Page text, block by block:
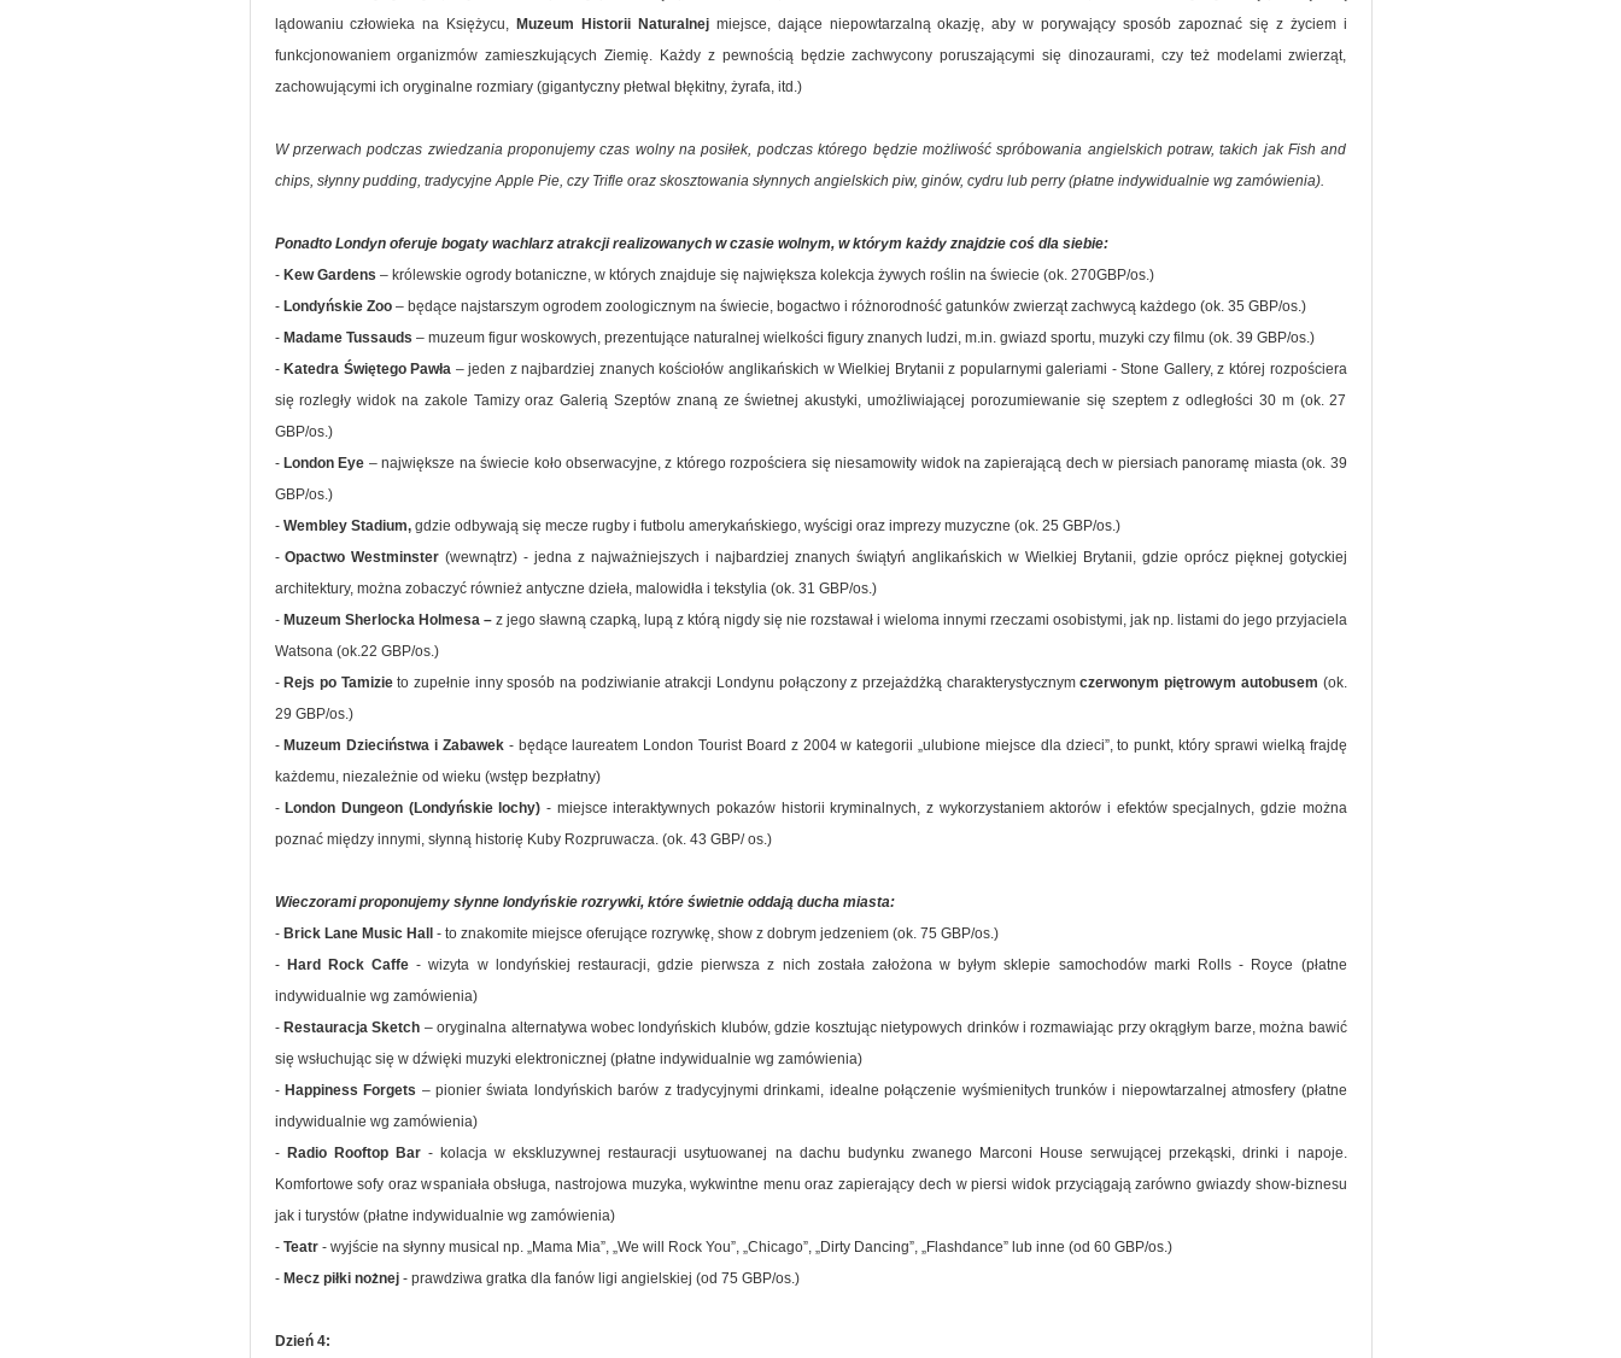
lądowaniu człowieka na Księżycu, Muzeum Historii Naturalnej miejsce, dające niepowtarzalną okazję, aby w porywający sposób zapoznać się z życiem i
funkcjonowaniem organizmów zamieszkujących Ziemię. Każdy z pewnością będzie zachwycony poruszającymi się dinozaurami, czy też modelami zwierząt,
zachowującymi ich oryginalne rozmiary (gigantyczny płetwal błękitny, żyrafa, itd.)
W przerwach podczas zwiedzania proponujemy czas wolny na posiłek, podczas którego będzie możliwość spróbowania angielskich potraw, takich jak Fish and
chips, słynny pudding, tradycyjne Apple Pie, czy Trifle oraz skosztowania słynnych angielskich piw, ginów, cydru lub perry (płatne indywidualnie wg zamówienia).
Ponadto Londyn oferuje bogaty wachlarz atrakcji realizowanych w czasie wolnym, w którym każdy znajdzie coś dla siebie:
- Kew Gardens – królewskie ogrody botaniczne, w których znajduje się największa kolekcja żywych roślin na świecie (ok. 270GBP/os.)
- Londyńskie Zoo– będące najstarszym ogrodem zoologicznym na świecie, bogactwo i różnorodność gatunków zwierząt zachwycą każdego (ok. 35 GBP/os.)
- Madame Tussauds – muzeum figur woskowych, prezentujące naturalnej wielkości figury znanych ludzi, m.in. gwiazd sportu, muzyki czy filmu (ok. 39 GBP/os.)
- Katedra Świętego Pawła – jeden z najbardziej znanych kościołów anglikańskich w Wielkiej Brytanii z popularnymi galeriami - Stone Gallery, z której rozpościera
się rozległy widok na zakole Tamizy oraz Galerią Szeptów znaną ze świetnej akustyki, umożliwiającej porozumiewanie się szeptem z odległości 30 m (ok. 27
GBP/os.)
- London Eye – największe na świecie koło obserwacyjne, z którego rozpościera się niesamowity widok na zapierającą dech w piersiach panoramę miasta (ok. 39
GBP/os.)
- Wembley Stadium, gdzie odbywają się mecze rugby i futbolu amerykańskiego, wyścigi oraz imprezy muzyczne (ok. 25 GBP/os.)
-Opactwo Westminster (wewnątrz) - jedna z najważniejszych i najbardziej znanych świątyń anglikańskich w Wielkiej Brytanii, gdzie oprócz pięknej gotyckiej
architektury, można zobaczyć również antyczne dzieła, malowidła i tekstylia (ok. 31 GBP/os.)
- Muzeum Sherlocka Holmesa –z jego sławną czapką, lupą z którą nigdy się nie rozstawał i wieloma innymi rzeczami osobistymi, jak np. listami do jego przyjaciela
Watsona (ok.22 GBP/os.)
- Rejs po Tamizieto zupełnie inny sposób na podziwianie atrakcji Londynu połączony z przejażdżką charakterystycznymczerwonym piętrowym autobusem (ok.
29 GBP/os.)
- Muzeum Dzieciństwa i Zabawek- będące laureatem London Tourist Board z 2004 w kategorii „ulubione miejsce dla dzieci”, to punkt, który sprawi wielką frajdę
każdemu, niezależnie od wieku (wstęp bezpłatny)
- London Dungeon (Londyńskie lochy) - miejsce interaktywnych pokazów historii kryminalnych, z wykorzystaniem aktorów i efektów specjalnych, gdzie można
poznać między innymi, słynną historię Kuby Rozpruwacza. (ok. 43 GBP/ os.)
Wieczorami proponujemy słynne londyńskie rozrywki, które świetnie oddają ducha miasta:
- Brick Lane Music Hall
- to znakomite miejsce oferujące rozrywkę, show z dobrym jedzeniem (ok. 75 GBP/os.)
- Hard Rock Caffe - wizyta w londyńskiej restauracji, gdzie pierwsza z nich została założona w byłym sklepie samochodów marki Rolls - Royce (płatne
indywidualnie wg zamówienia)
- Restauracja Sketch – oryginalna alternatywa wobec londyńskich klubów, gdzie kosztując nietypowych drinków i rozmawiając przy okrągłym barze, można bawić
się wsłuchując się w dźwięki muzyki elektronicznej (płatne indywidualnie wg zamówienia)
- Happiness Forgets – pionier świata londyńskich barów z tradycyjnymi drinkami, idealne połączenie wyśmienitych trunków i niepowtarzalnej atmosfery (płatne
indywidualnie wg zamówienia)
- Radio Rooftop Bar- kolacja w ekskluzywnej restauracji usytuowanej na dachu budynku zwanego Marconi House serwującej przekąski, drinki i napoje.
Komfortowe sofy oraz wspaniała obsługa, nastrojowa muzyka, wykwintne menu oraz zapierający dech w piersi widok przyciągają zarówno gwiazdy show-biznesu
jak i turystów (płatne indywidualnie wg zamówienia)
- Teatr - wyjście na słynny musical np. „Mama Mia”, „We will Rock You”, „Chicago”, „Dirty Dancing”, „Flashdance” lub inne (od 60 GBP/os.)
- Mecz piłki nożnej- prawdziwa gratka dla fanów ligi angielskiej (od 75 GBP/os.)
Dzień 4: